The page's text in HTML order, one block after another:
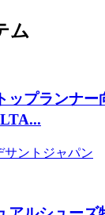
ム
ップランナ
サントジャパン